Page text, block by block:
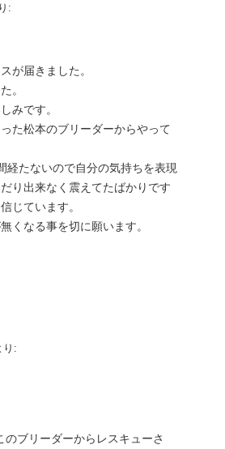
:
が届きました。
。
みです。
た松本のブリーダーからやって
経たないので自分の気持ちを表現
り出来なく震えてたばかりです
じています。
くなる事を切に願います。
り:
のブリーダーからレスキューさ